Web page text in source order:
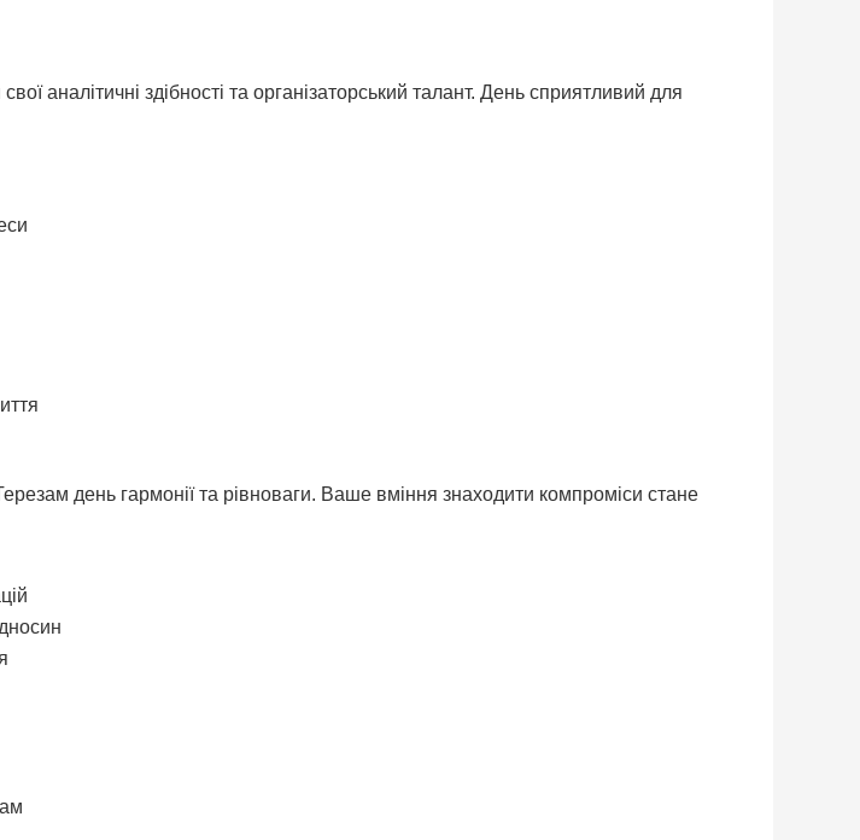
аналітичні здібності та організаторський талант. День сприятливий для
день гармонії та рівноваги. Ваше вміння знаходити компроміси стане